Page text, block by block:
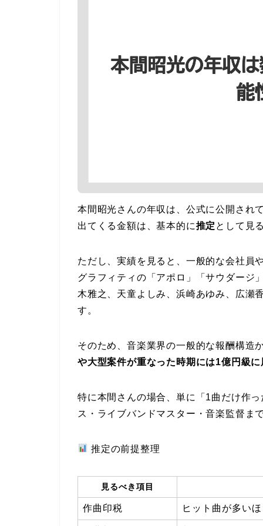
本間昭光さんの年収は、公式に公開され
出てくる金額は、基本的に推定 として見
ただし、実績を見ると、一般的な会社員
グラフィティの「アポロ」「サウダージ
木雅之、天童よしみ、浜崎あゆみ、広瀬
す。
そのため、音楽業界の一般的な報酬構造
や大型案件が重なった時期には1億円級
特に本間さんの場合、単に「1曲だけ作
ス・ライブバンドマスター・音楽監督ま
推定の前提整理
見るべき項目
作曲印税 ヒット曲が多い